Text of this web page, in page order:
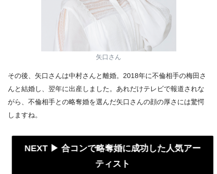
矢口さん
その後、矢口さんは中村さんと離婚。2018年に不倫相手の梅田さ
んと結婚し、翌年に出産しました。あれだけテレビで報道されな
がら、不倫相手との略奪婚を選んだ矢口さんの顔の厚さには驚愕
しますね。
NEXT ▶︎ 合コンで略奪婚に成功した人気アー
ティスト